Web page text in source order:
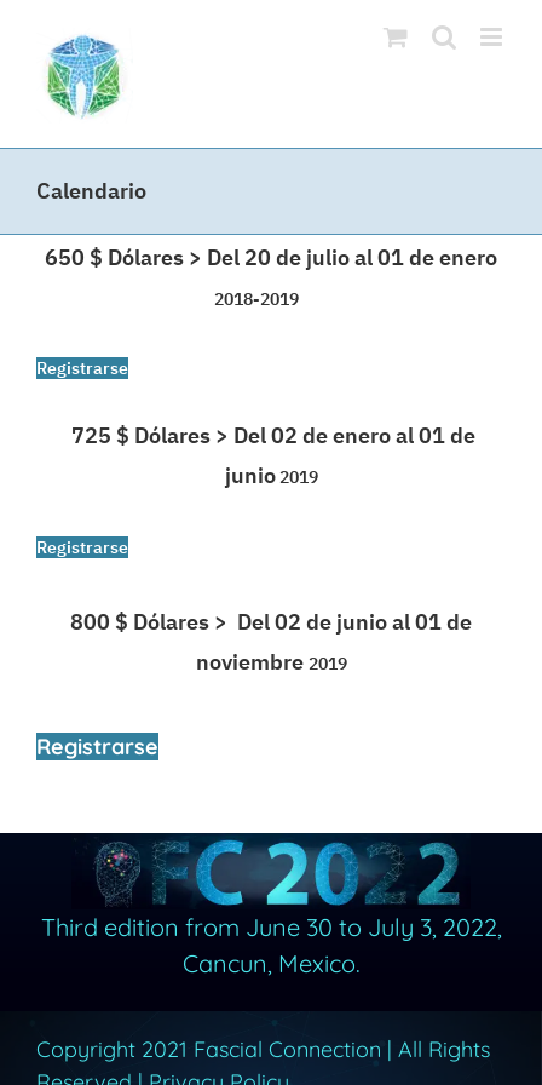
content
Calendario
650 $ Dólares > Del 20 de julio al 01 de enero
2018-2019
Registrarse
725 $ Dólares > Del 02 de enero al 01 de
junio2019
Registrarse
800 $ Dólares > Del 02 de junio al 01 de
noviembre 2019
Registrarse
Third edition from June 30 to July 3, 2022,
Cancun, Mexico.
Copyright 2021 Fascial Connection | All Rights